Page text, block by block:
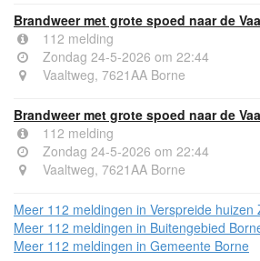
Brandweer met grote spoed naar de
112 melding
Zondag 24-5-2026 om 22:44
Vaaltweg, 7621AA Borne
Brandweer met grote spoed naar de
112 melding
Zondag 24-5-2026 om 22:44
Vaaltweg, 7621AA Borne
Meer 112 meldingen in Verspreide huizen
Meer 112 meldingen in Buitengebied
Meer 112 meldingen in Gemeente Borne